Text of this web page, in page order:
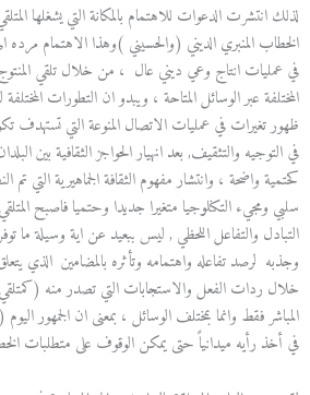
لذلك انتشرت الدعوات للاهتمام بالمكانة التي يشغلها
الخطاب المنبري الديني (والحسيني )وهذا الاهتمام مرده
في عمليات انتاج وعي ديني عال ، من خلال تلقي المنتوج
المختلفة عبر الوسائل المتاحة ، ويبدو ان التطورات
ظهور تغيرات في عمليات الاتصال المنوعة التي تستهدف
في التوجيه والتثقيف, بعد انهيار الحواجز الثقافية بين
كحتمية واضحة ، وانتشار مفهوم الثقافة الجماهيرية التي تم
سلبي ومجيء التكنلوجيا متغيرا جديدا وحتميا فاصبح
التبادل والتفاعل اللحظي , ليس ببعيد عن اية وسيلة ما
وجذبه لرصد تفاعله واهتمامه وتأثره بالمضامين الذي
خلال ردات الفعل والاستجابات التي تصدر منه
المباشر فقط وانما بمختلف الوسائل ، بمعنى ان الجمهور
في أخذ رأيه ميدانياً حتى يمكن الوقوف على متطلبات